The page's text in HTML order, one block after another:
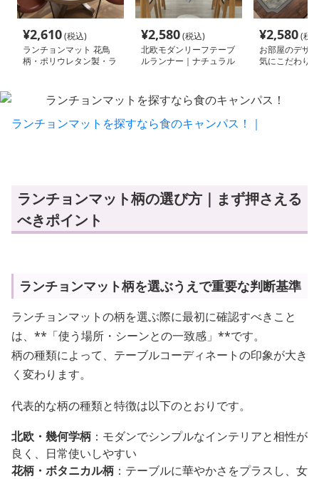
¥2,610(税込)
ランチョンマット 花鳥
柄・ポリウレタン製・ラ
¥2,580(税込)
北欧モダンリーフテーブ
ルランナー｜ナチュラル
¥2,580(税
お部屋のデザ
気にこだわり
ランチョンマットを探すなら食のキャンパス！｜
ランチョンマット柄の選び方｜まず押さえる
べきポイント
ランチョンマット柄を選ぶうえで重要な判断基準
ランチョンマットの柄を選ぶ際に最初に確認すべきこと
は、**「使う場所・シーンとの一致感」**です。
柄の種類によって、テーブルコーディネートの印象が大き
く変わります。
代表的な柄の種類と特徴は以下のとおりです。
北欧・幾何学柄 ：モダンでシンプルなインテリアと相性が
良く、日常使いしやすい
花柄・ボタニカル柄 ：テーブルに華やかさをプラスし、女